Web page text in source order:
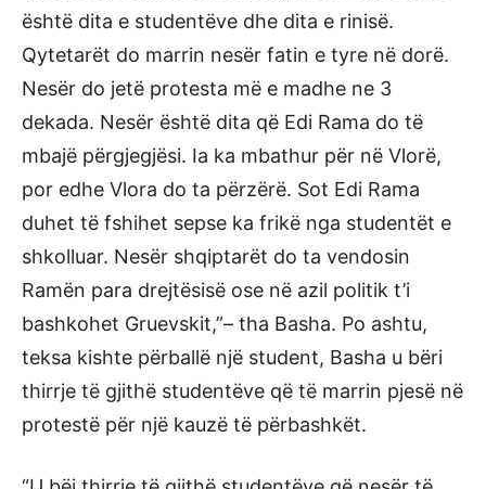
është dita e studentëve dhe dita e rinisë.
Qytetarët do marrin nesër fatin e tyre në dorë.
Nesër do jetë protesta më e madhe ne 3
dekada. Nesër është dita që Edi Rama do të
mbajë përgjegjësi. Ia ka mbathur për në Vlorë,
por edhe Vlora do ta përzërë. Sot Edi Rama
duhet të fshihet sepse ka frikë nga studentët e
shkolluar. Nesër shqiptarët do ta vendosin
Ramën para drejtësisë ose në azil politik t’i
bashkohet Gruevskit,”– tha Basha. Po ashtu,
teksa kishte përballë një student, Basha u bëri
thirrje të gjithë studentëve që të marrin pjesë në
protestë për një kauzë të përbashkët.